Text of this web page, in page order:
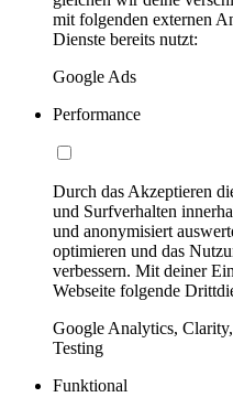
mit folgenden externen
Dienste bereits nutzt:
Google Ads
Performance
Durch das Akzeptieren
und Surfverhalten
und anonymisiert
optimieren und das
verbessern. Mit deiner
Webseite folgende
Google Analytics,
Testing
Funktional